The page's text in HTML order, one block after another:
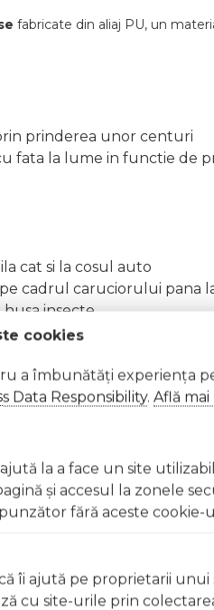
fabricate din aliaj PU, un
prinderea unor centuri
fata la lume in functie de
cat si la cosul auto
pe cadrul caruciorului pana
insecte
nuanta culorii produselor
ul, culoarea produsului poate sa
pentru care informațiile
prealabil. În cazul apariției unor
ravello moonlit grey
cookies
a îmbunătăți experiența
Data Responsibility. Află
la a face un site
şi accesul la zonele
fără aceste cookie-
îi ajută pe proprietarii
cu site-urile prin